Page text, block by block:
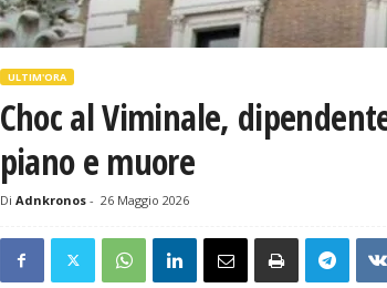
ULTIM'ORA
Choc al Viminale,
piano e muore
Di Adnkronos- 26 Maggio 2026